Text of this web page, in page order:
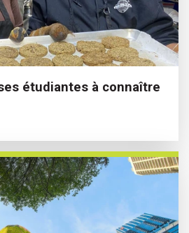
étudiantes à connaître